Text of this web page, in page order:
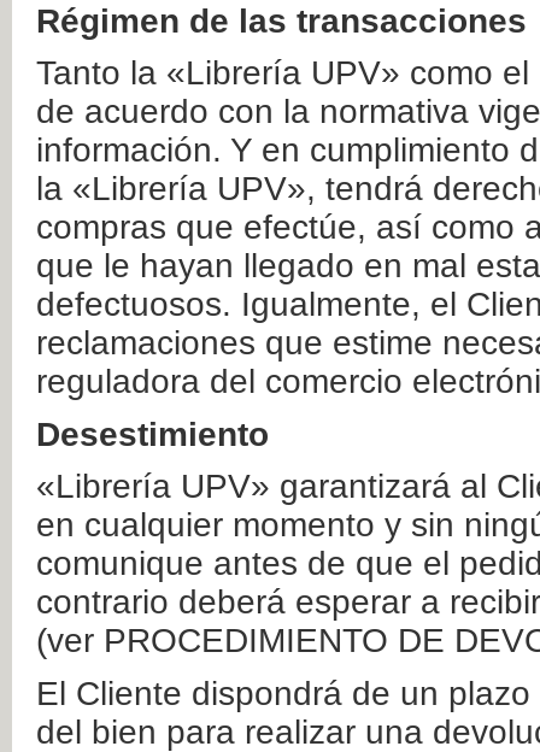
Régimen de las transacciones
Tanto la «Librería UPV» como
de acuerdo con la normativa
información. Y en cumplimiento
la «Librería UPV», tendrá
compras que efectúe, así como
que le hayan llegado en mal
defectuosos. Igualmente, el
reclamaciones que estime
reguladora del comercio
Desestimiento
«Librería UPV» garantizará al
en cualquier momento y sin
comunique antes de que el
contrario deberá esperar a
(ver PROCEDIMIENTO DE
El Cliente dispondrá de un
del bien para realizar una